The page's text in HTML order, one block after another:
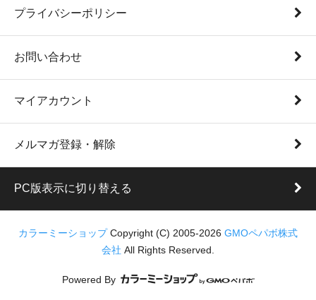
プライバシーポリシー
お問い合わせ
マイアカウント
メルマガ登録・解除
PC版表示に切り替える
カラーミーショップ Copyright (C) 2005-2026 GMOペパボ株式
会社 All Rights Reserved.
Powered By